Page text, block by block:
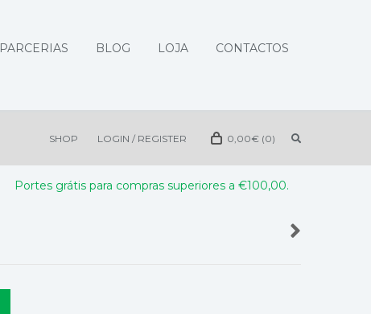
PARCERIAS BLOG LOJA CONTACTOS
0,00€ (0)
SHOP LOGIN / REGISTER
Portes grátis para compras superiores a €100,00.